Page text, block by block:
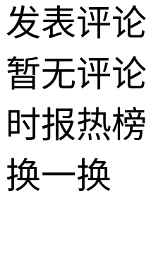
发表评论
暂无评论
时报热榜
换一换